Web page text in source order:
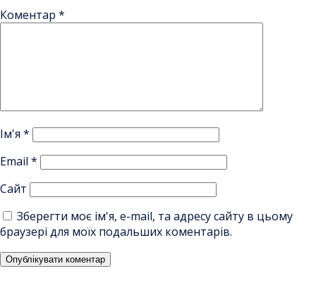
Коментар *
Ім'я *
Email *
Сайт
Зберегти моє ім'я, e-mail, та адресу сайту в цьому
браузері для моїх подальших коментарів.